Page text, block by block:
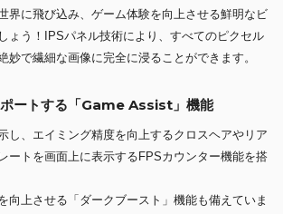
界に飛び込み、ゲーム体験を向上させる鮮明なビ
ょう！IPSパネル技術により、すべてのピクセル
妙で繊細な画像に完全に浸ることができます。
ートする「Game Assist」機能
し、エイミング精度を向上するクロスヘアやリア
ートを画面上に表示するFPSカウンター機能を搭
向上させる「ダークブースト」機能も備えていま